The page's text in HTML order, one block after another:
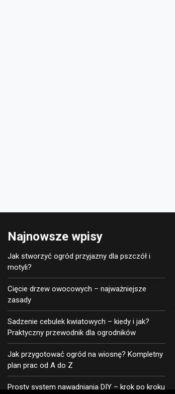
Najnowsze wpisy
Jak stworzyć ogród przyjazny dla pszczół i
motyli?
Cięcie drzew owocowych – najważniejsze
zasady
Sadzenie cebulek kwiatowych – kiedy i jak?
Praktyczny przewodnik dla ogrodników
Jak przygotować ogród na wiosnę? Kompletny
plan prac od A do Z
Prosty system nawadniania DIY – krok po kroku